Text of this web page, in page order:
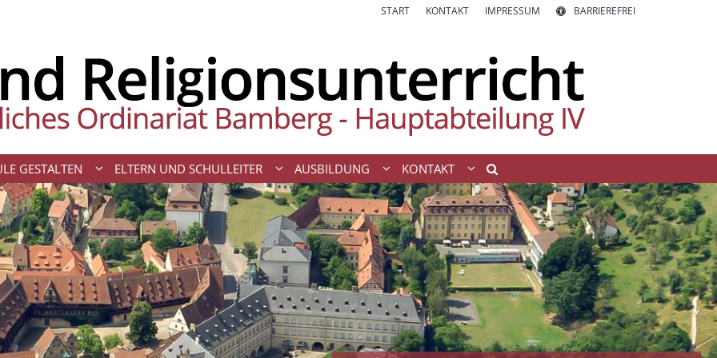
START KONTAKT IMPRESSUM BARRIEREFREI
GESTALTEN ELTERN UND SCHULLEITER AUSBILDUNG KONTAKT